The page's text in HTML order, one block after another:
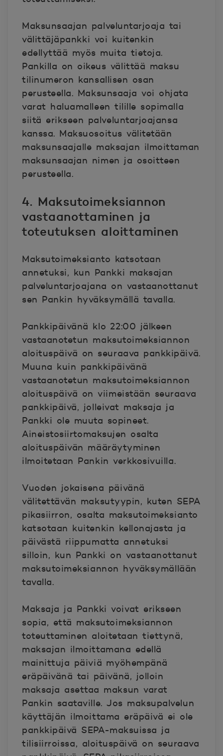
Maksunsaajan palveluntarjoaja tai
välittäjäpankki voi kuitenkin
edellyttää myös muita tietoja.
Pankilla on oikeus välittää maksu
tilinumeron kansallisen osan
perusteella. Maksunsaaja voi ohjata
varat haluamalleen tilille sopimalla
siitä erikseen palveluntarjoajansa
kanssa. Maksuosoitus välitetään
maksunsaajalle maksajan ilmoittaman
maksunsaajan nimen ja osoitteen
perusteella.
4. Maksutoimeksiannon
vastaanottaminen ja
toteutuksen aloittaminen
Maksutoimeksianto katsotaan
annetuksi, kun Pankki maksajan
palveluntarjoajana on vastaanottanut
sen Pankin hyväksymällä tavalla.
Pankkipäivänä klo 22:00 jälkeen
vastaanotetun maksutoimeksiannon
aloituspäivä on seuraava pankkipäivä.
Muuna kuin pankkipäivänä
vastaanotetun maksutoimeksiannon
aloituspäivä on viimeistään seuraava
pankkipäivä, jolleivat maksaja ja
Pankki ole muuta sopineet.
Aineistosiirtomaksujen osalta
aloituspäivän määräytyminen
ilmoitetaan Pankin verkkosivuilla.
Vuoden jokaisena päivänä
välitettävän maksutyypin, kuten SEPA
pikasiirron, osalta maksutoimeksianto
katsotaan kuitenkin kellonajasta ja
päivästä riippumatta annetuksi
silloin, kun Pankki on vastaanottanut
maksutoimeksiannon hyväksymällään
tavalla.
Maksaja ja Pankki voivat erikseen
sopia, että maksutoimeksiannon
toteuttaminen aloitetaan tiettynä,
maksajan ilmoittamana edellä
mainittuja päiviä myöhempänä
eräpäivänä tai päivänä, jolloin
maksaja asettaa maksun varat
Pankin saataville. Jos maksupalvelun
käyttäjän ilmoittama eräpäivä ei ole
pankkipäivä SEPA-maksuissa ja
tilisiirroissa, aloituspäivä on seuraava